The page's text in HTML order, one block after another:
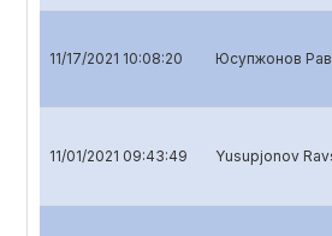
11/17/2021 10:08:20 Юсупжонов
11/01/2021 09:43:49 Yusupjonov